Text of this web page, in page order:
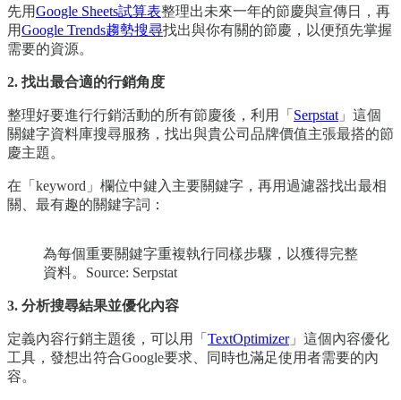
先用Google Sheets試算表整理出未來一年的節慶與宣傳日，再
用Google Trends趨勢搜尋找出與你有關的節慶，以便預先掌握
需要的資源。
2. 找出最合適的行銷角度
整理好要進行行銷活動的所有節慶後，利用「 Serpstat 」這個
關鍵字資料庫搜尋服務，找出與貴公司品牌價值主張最搭的節
慶主題。
在「keyword」欄位中鍵入主要關鍵字，再用過濾器找出最相
關、最有趣的關鍵字詞：
為每個重要關鍵字重複執行同樣步驟，以獲得完整
資料。Source: Serpstat
3. 分析搜尋結果並優化內容
定義內容行銷主題後，可以用「 TextOptimizer」這個內容優化
工具，發想出符合Google要求、同時也滿足使用者需要的內
容。